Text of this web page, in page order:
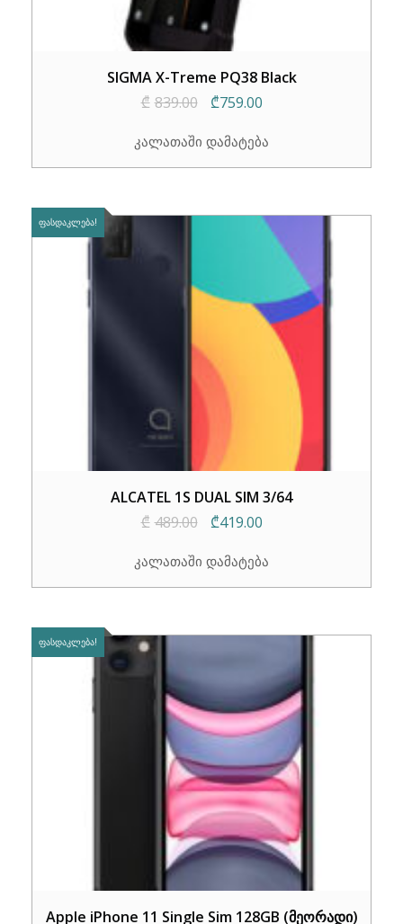
SIGMA X-Treme PQ38 Black
₾ 839.00
Original
was:
₾759.00Current
is:
კალათაში დამატება
ᲤᲐᲡᲓᲐᲙᲚᲔᲑᲐ!
ALCATEL 1S DUAL SIM 3/64
₾ 489.00
Original
was:
₾419.00Current
is:
კალათაში დამატება
ᲤᲐᲡᲓᲐᲙᲚᲔᲑᲐ!
Apple iPhone 11 Single Sim 128GB (მეორადი)